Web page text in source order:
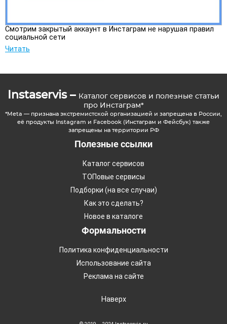
Смотрим закрытый аккаунт в Инстаграм не нарушая правил
социальной сети
Читать
Instaservis – Каталог сервисов и полезные статьи
про Инстаграм*
*Meta — признана экстремистской организацией и запрещена в России,
её продукты Instagram и Facebook (Инстаграм и Фейсбук) также
запрещены на территории РФ
Полезные ссылки
Каталог сервисов
ТОПовые сервисы
Подборки (на все случаи)
Как это сделать?
Новое в каталоге
Формальности
Политика конфиденциальности
Использование сайта
Реклама на сайте
Наверх